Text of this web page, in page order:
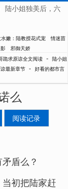
陆小姐独美后，六
嫩：陆教授花式宠
情迷苗
邪御天娇
跪求原谅全文阅读 - 陆小姐
最新章节 - 好看的都市言
么
阅读记录
盾么？
初把陆家赶